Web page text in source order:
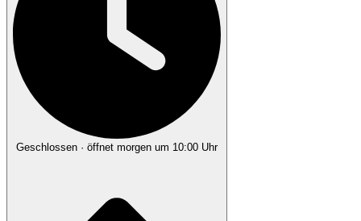
Geschlossen · öffnet morgen um 10:00 Uhr